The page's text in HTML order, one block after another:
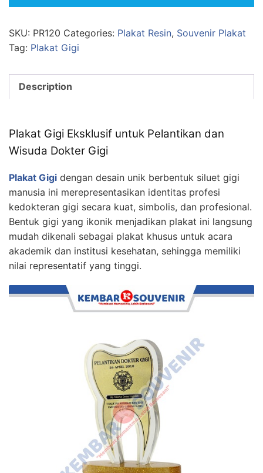
SKU: PR120 Categories: Plakat Resin, Souvenir Plakat
Tag: Plakat Gigi
Description
Plakat Gigi Eksklusif untuk Pelantikan dan
Wisuda Dokter Gigi
Plakat Gigi dengan desain unik berbentuk siluet gigi
manusia ini merepresentasikan identitas profesi
kedokteran gigi secara kuat, simbolis, dan profesional.
Bentuk gigi yang ikonik menjadikan plakat ini langsung
mudah dikenali sebagai plakat khusus untuk acara
akademik dan institusi kesehatan, sehingga memiliki
nilai representatif yang tinggi.